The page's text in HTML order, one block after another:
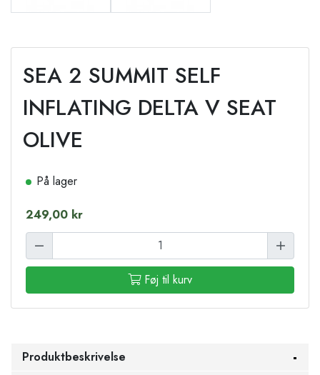
SEA 2 SUMMIT SELF
INFLATING DELTA V SEAT
OLIVE
På lager
249,00 kr
Føj til kurv
Produktbeskrivelse